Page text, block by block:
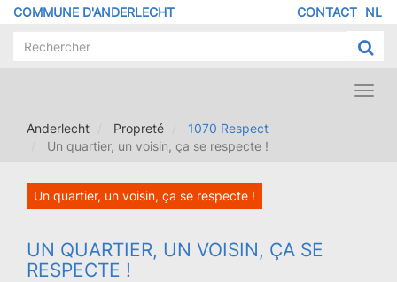
Aller
contenu
COMMUNE D'ANDERLECHT NL
DE
CONTACT
Anderlecht
Propreté
1070 Respect
Un quartier, un voisin, ça se respecte !
Un quartier, un voisin, ça se respecte !
UN QUARTIER, UN VOISIN, ÇA SE
RESPECTE !